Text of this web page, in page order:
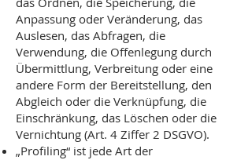
Anpassung oder Veränderung, das
Auslesen, das Abfragen, die
Verwendung, die Offenlegung durch
Übermittlung, Verbreitung oder eine
andere Form der Bereitstellung, den
Abgleich oder die Verknüpfung, die
Einschränkung, das Löschen oder die
Vernichtung (Art. 4 Ziffer 2 DSGVO).
„Profiling“ ist jede Art der